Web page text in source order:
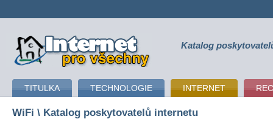
připojení k internetu Katalog
TITULKA TECHNOLOGIE INTERNET
WiFi \ Katalog poskytovatelů internetu